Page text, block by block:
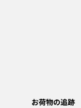
お荷物の追跡